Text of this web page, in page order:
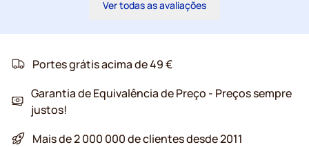
Ver todas as avaliações
Portes grátis acima de 49 €
Garantia de Equivalência de Preço - Preços sempre
justos!
Mais de 2 000 000 de clientes desde 2011